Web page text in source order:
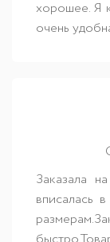
хорошее. Я
очень
Заказала
вписалась